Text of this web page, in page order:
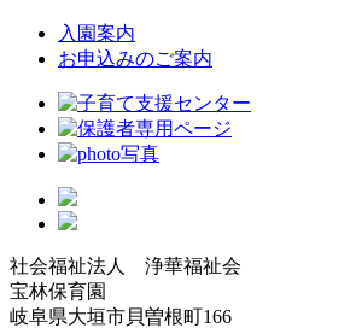
入園案内
お申込みのご案内
社会福祉法人 浄華福祉会
宝林保育園
岐阜県大垣市貝曽根町166